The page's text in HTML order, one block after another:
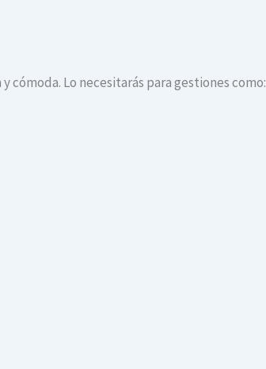
cómoda. Lo necesitarás para gestiones como: